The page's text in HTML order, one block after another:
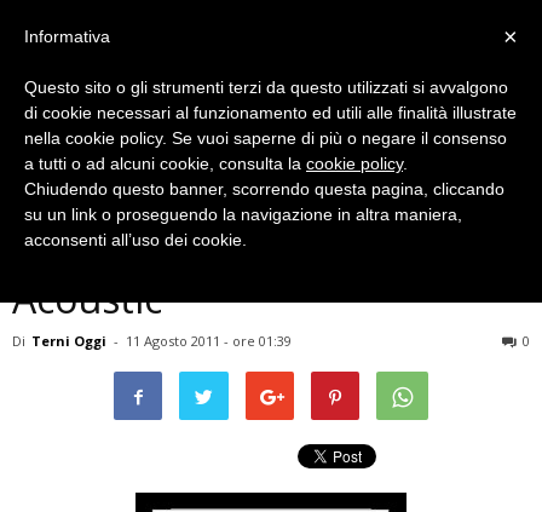
Eventi Archiviati
MUSICA – San Gemini
Acoustic
Di Terni Oggi - 11 Agosto 2011 - ore 01:39 0
×
Informativa
Questo sito o gli strumenti terzi da questo utilizzati si avvalgono
di cookie necessari al funzionamento ed utili alle finalità illustrate
nella cookie policy. Se vuoi saperne di più o negare il consenso
a tutti o ad alcuni cookie, consulta la cookie policy.
Chiudendo questo banner, scorrendo questa pagina, cliccando
su un link o proseguendo la navigazione in altra maniera,
acconsenti all’uso dei cookie.